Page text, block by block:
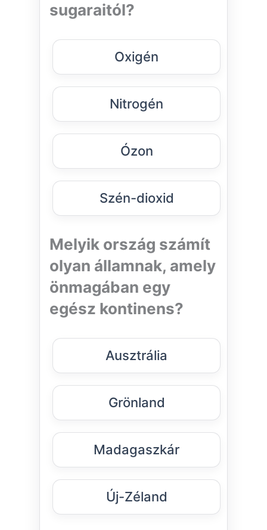
sugaraitól?
Oxigén
Nitrogén
Ózon
Szén-dioxid
Melyik ország számít
olyan államnak, amely
önmagában egy
egész kontinens?
Ausztrália
Grönland
Madagaszkár
Új-Zéland